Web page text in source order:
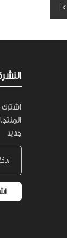
>|
اشترك
جديد